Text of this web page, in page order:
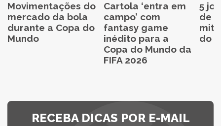
Movimentações do
mercado da bola
durante a Copa do
Mundo
Cartola ‘entra em
campo’ com
fantasy game
inédito para a
Copa do Mundo da
FIFA 2026
5
de
do
RECEBA DICAS POR E-MAIL